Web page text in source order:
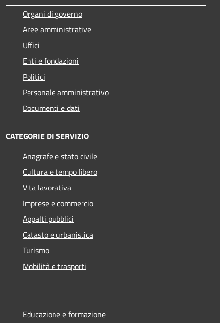
Organi di governo
Aree amministrative
Uffici
Enti e fondazioni
Politici
Personale amministrativo
Documenti e dati
CATEGORIE DI SERVIZIO
Anagrafe e stato civile
Cultura e tempo libero
Vita lavorativa
Imprese e commercio
Appalti pubblici
Catasto e urbanistica
Turismo
Mobilità e trasporti
Educazione e formazione